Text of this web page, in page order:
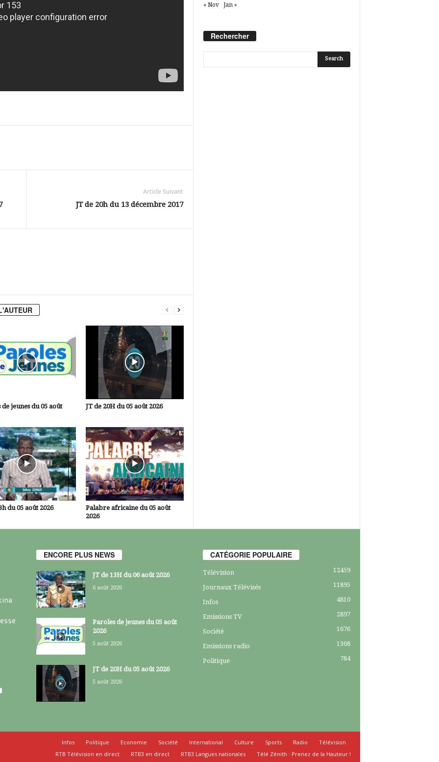
Article Suivant
JT de 20h du 13 décembre 2017
de jeunes du 05 août
JT de 20H du 05 août 2026
du 05 août 2026
Palabre africaine du 05 août
2026
« Nov Jan »
Rechercher
ENCORE PLUS NEWS
JT de 13H du 06 août 2026
6 août 2026
Paroles de jeunes du 05 août
2026
5 août 2026
JT de 20H du 05 août 2026
5 août 2026
CATÉGORIE POPULAIRE
Télévision 12459
Journaux Télévisés 11895
Infos 4810
Emissions TV 2897
Société 1676
Emissions radio 1368
Politique 784
Infos Politique Economie Société International Culture Sports Radio
Télévision
RTB Télévision en direct
RTB3 en direct RTB3 Langues nationales Télé Zénith : Prenez de la Hauteur !